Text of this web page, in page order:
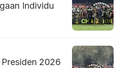
Individu
2026